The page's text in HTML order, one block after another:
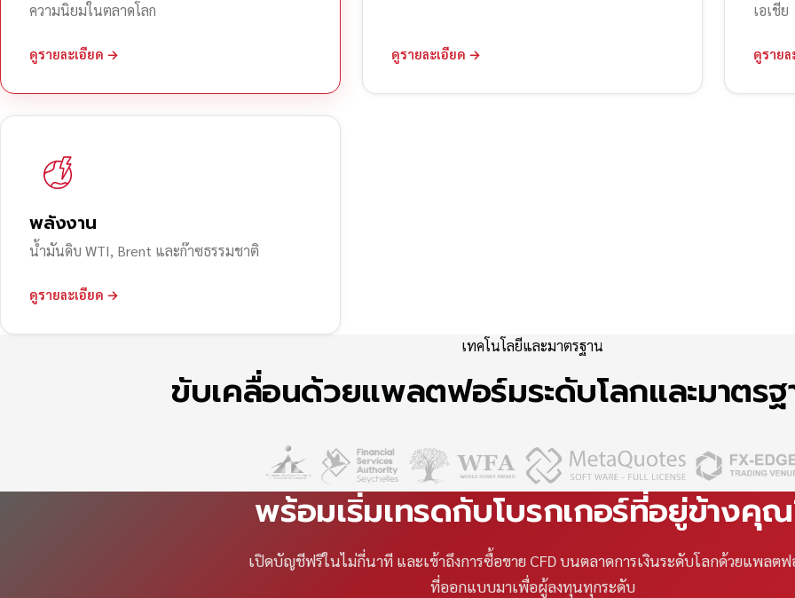
ความนิยมในตลาดโลก
ดูรายละเอียด → ดูรายละเอียด →
เอเชีย
ดูราย
พลังงาน
น้ำมันดิบ WTI, Brent และก๊าซธรรมชาติ
ดูรายละเอียด →
เทคโนโลยีและมาตรฐาน
ขับเคลื่อนด้วยแพลตฟอร์มระดับโลกและมาตรฐ
พร้อมเริ่มเทรดกับโบรกเกอร์ที่อยู่ข้างคุ
เปิดบัญชีฟรีในไม่กี่นาที และเข้าถึงการซื้อขาย CFD บนตลาดการเงินระดับโลกด้วยแพลตฟ
ที่ออกแบบมาเพื่อผู้ลงทุนทุกระดับ